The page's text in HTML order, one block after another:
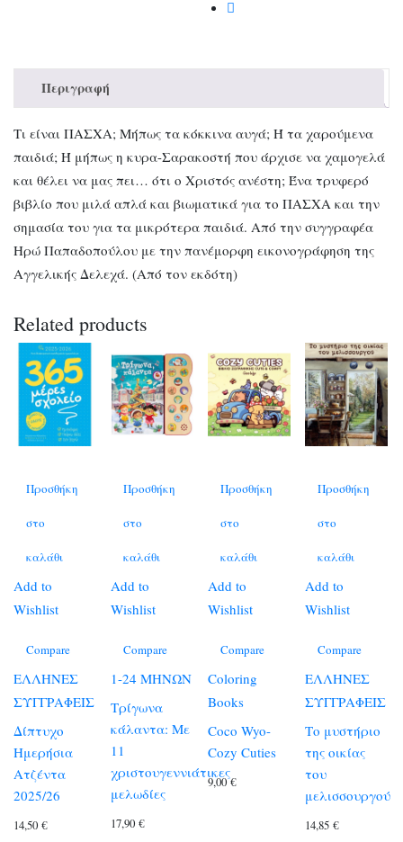
Περιγραφή
Τι είναι ΠΑΣΧΑ; Μήπως τα κόκκινα αυγά; Ή τα χαρούμενα
παιδιά; Ή μήπως η κυρα-Σαρακοστή που άρχισε να χαμογελά
και θέλει να μας πει… ότι ο Χριστός ανέστη; Ένα τρυφερό
βιβλίο που μιλά απλά και βιωματικά για το ΠΑΣΧΑ και την
σημασία του για τα μικρότερα παιδιά. Από την συγγραφέα
Ηρώ Παπαδοπούλου με την πανέμορφη εικονογράφηση της
Αγγελικής Δελεχά. (Από τον εκδότη)
Related products
Προσθήκη
στο
καλάθι
Add to
Wishlist
Compare
ΕΛΛΗΝΕΣ
ΣΥΓΓΡΑΦΕΙΣ
Δίπτυχο
Ημερήσια
Ατζέντα
2025/26
14,50 €
Προσθήκη
στο
καλάθι
Add to
Wishlist
Compare
1-24 ΜΗΝΩΝ
Τρίγωνα
κάλαντα: Με
11
χριστουγεννιάτικες
μελωδίες
17,90€
Προσθήκη
στο
καλάθι
Add to
Wishlist
Compare
Coloring
Books
Coco Wyo-
Cozy Cuties
9,00€
Προσθήκη
στο
καλάθι
Add to
Wishlist
Compare
ΕΛΛΗΝΕΣ
ΣΥΓΓΡΑΦΕΙΣ
Το μυστήριο
της οικίας
του
μελισσουργού
14,85€